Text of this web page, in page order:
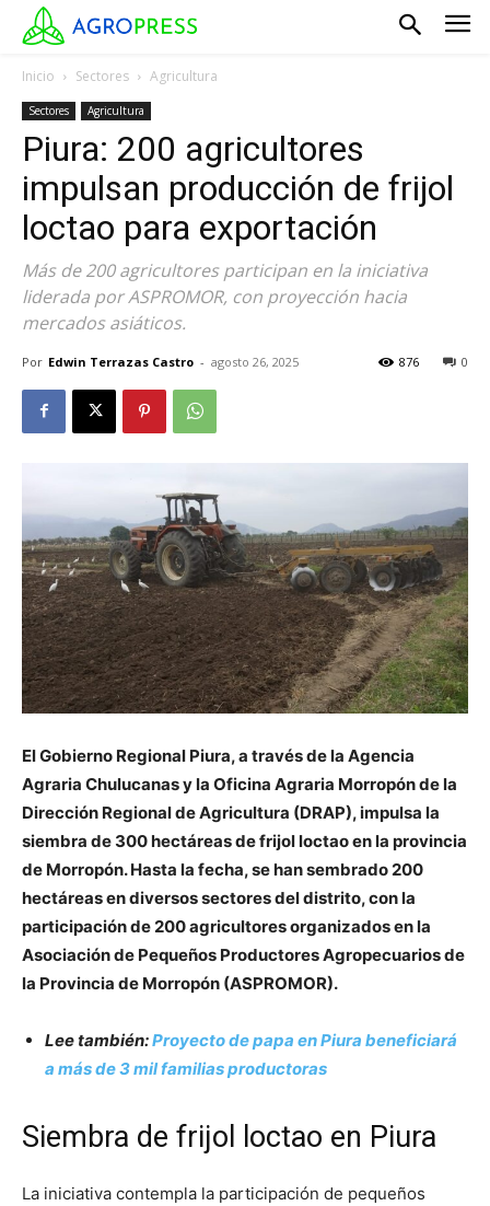
Inicio Sectores Agricultura
Sectores Agricultura
Piura: 200 agricultores
impulsan producción de frijol
loctao para exportación
Más de 200 agricultores participan en la iniciativa
liderada por ASPROMOR, con proyección hacia
mercados asiáticos.
Por Edwin Terrazas Castro - agosto 26, 2025 0
876
El Gobierno Regional Piura, a través de la Agencia
Agraria Chulucanas y la Oficina Agraria Morropón de la
Dirección Regional de Agricultura (DRAP), impulsa la
siembra de 300 hectáreas de frijol loctao en la provincia
de Morropón. Hasta la fecha, se han sembrado 200
hectáreas en diversos sectores del distrito, con la
participación de 200 agricultores organizados en la
Asociación de Pequeños Productores Agropecuarios de
la Provincia de Morropón (ASPROMOR).
Lee también:Proyecto de papa en Piura beneficiará
a más de 3 mil familias productoras
Siembra de frijol loctao en Piura
La iniciativa contempla la participación de pequeños